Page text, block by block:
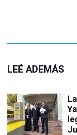
LEÉ ADEMÁS